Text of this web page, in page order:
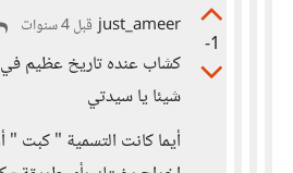
-1
just_ameer قبل 4 سنوات
كشاب عنده تاريخ عظيم
شيئا يا سيدتي
أيما كانت التسمية "